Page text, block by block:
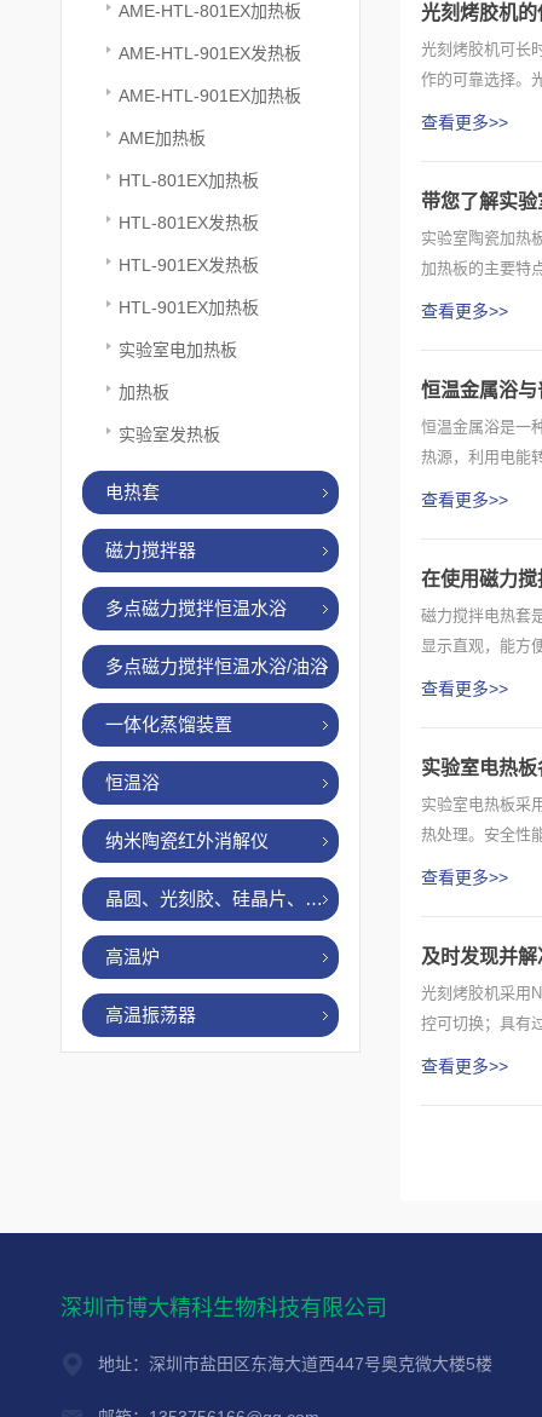
AME-HTL-801EX加热板
AME-HTL-901EX发热板
AME-HTL-901EX加热板
AME加热板
HTL-801EX加热板
HTL-801EX发热板
HTL-901EX发热板
HTL-901EX加热板
实验室电加热板
加热板
实验室发热板
电热套
磁力搅拌器
多点磁力搅拌恒温水浴
多点磁力搅拌恒温水浴/油浴
一体化蒸馏装置
恒温浴
纳米陶瓷红外消解仪
晶圆、光刻胶、硅晶片、烤胶机
高温炉
高温振荡器
光刻烤胶机
光刻烤胶机可长
作的可靠选择。
查看更多>>
带您了解实
实验室陶瓷加热
加热板的主要特
查看更多>>
恒温金属浴
恒温金属浴是一
热源，利用电能
查看更多>>
在使用磁力
磁力搅拌电热套
显示直观，能方
查看更多>>
实验室电热
实验室电热板采
热处理。安全性
查看更多>>
及时发现并
光刻烤胶机采用
控可切换；具有
查看更多>>
深圳市博大精科生物科技有限公司
地址：深圳市盐田区东海大道西447号奥克微大楼5楼